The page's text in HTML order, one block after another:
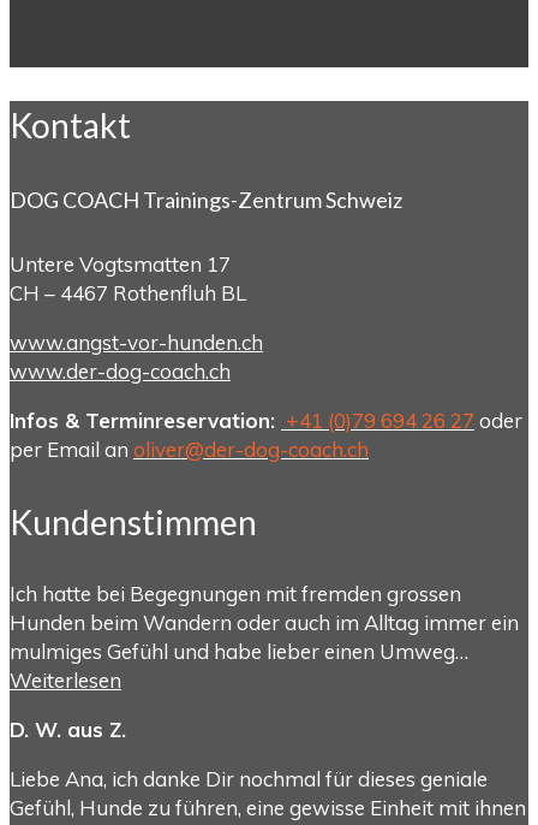
Kontakt
DOG COACH Trainings-Zentrum Schweiz
Untere Vogtsmatten 17
CH – 4467 Rothenfluh BL
www.angst-vor-hunden.ch
www.der-dog-coach.ch
Infos & Terminreservation: +41 (0)79 694 26 27 oder
per Email an oliver@der-dog-coach.ch
Kundenstimmen
Ich hatte bei Begegnungen mit fremden grossen
Hunden beim Wandern oder auch im Alltag immer ein
mulmiges Gefühl und habe lieber einen Umweg…
Weiterlesen
D. W. aus Z.
Liebe Ana, ich danke Dir nochmal für dieses geniale
Gefühl, Hunde zu führen, eine gewisse Einheit mit ihnen